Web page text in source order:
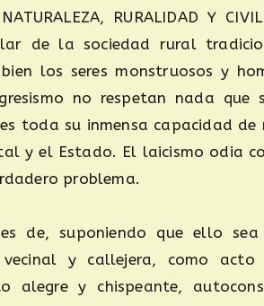
RURALIDAD Y
de la sociedad rural
los seres monstruosos y
no respetan nada que
toda su inmensa capacidad de
y el Estado. El laicismo odia
problema.
de, suponiendo que ello sea
vecinal y callejera, como acto
alegre y chispeante,